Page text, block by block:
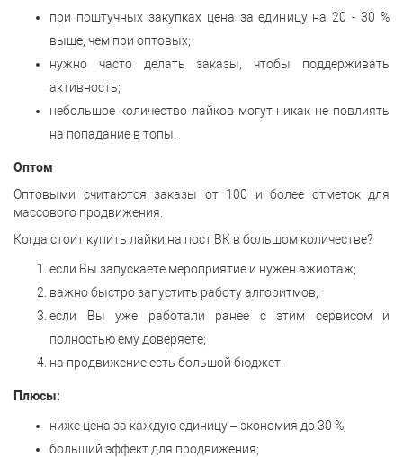
при поштучных закупках цена за единицу на 20 - 30 %
выше, чем при оптовых;
нужно часто делать заказы, чтобы поддерживать
активность;
небольшое количество лайков могут никак не повлиять
на попадание в топы.
Оптом
Оптовыми считаются заказы от 100 и более отметок для
массового продвижения.
Когда стоит купить лайки на пост ВК в большом количестве?
если Вы запускаете мероприятие и нужен ажиотаж;
важно быстро запустить работу алгоритмов;
если Вы уже работали ранее с этим сервисом и
полностью ему доверяете;
на продвижение есть большой бюджет.
Плюсы:
ниже цена за каждую единицу – экономия до 30 %;
больший эффект для продвижения;